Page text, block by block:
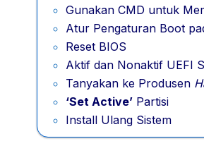
Gunakan CMD untuk
Atur Pengaturan Boot
Reset BIOS
Aktif dan Nonaktif UEFI
Tanyakan ke Produsen
‘Set Active’ Partisi
Install Ulang Sistem